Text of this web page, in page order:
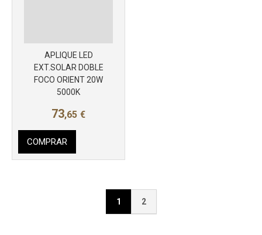
APLIQUE LED
EXT.SOLAR DOBLE
FOCO ORIENT 20W
5000K
73,65 €
COMPRAR
1 2